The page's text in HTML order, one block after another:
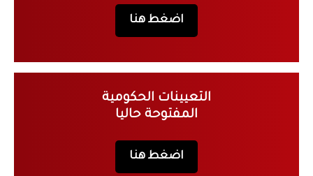
اضغط هنا
التعيينات الحكومية
المفتوحة حاليا
اضغط هنا